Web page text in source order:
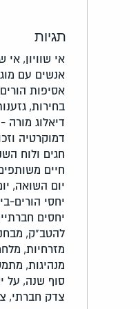
תגיות
אי שוויון, אי
אנשים עם
אסיפות
בחירות,
דיאלוג מורה
דמוקרטיה
חגים ולוח
חיים
יום השואה,
יחסי הורים-
יחסים
להטב"ק,
מזרחיות, מלחמת 7
מנהיגות,
סוף שנה, על
צדק חברתי,